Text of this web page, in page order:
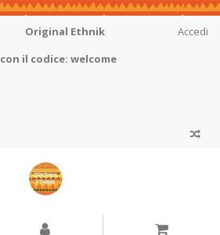
Accedi
Original Ethnik
con il codice: welcome